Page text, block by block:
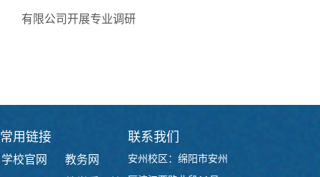
有限公司开展专业调研
常用链接
学校官网
教务网
联系我们
安州校区：绵阳市安州